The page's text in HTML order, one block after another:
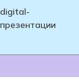
digital-
презентации